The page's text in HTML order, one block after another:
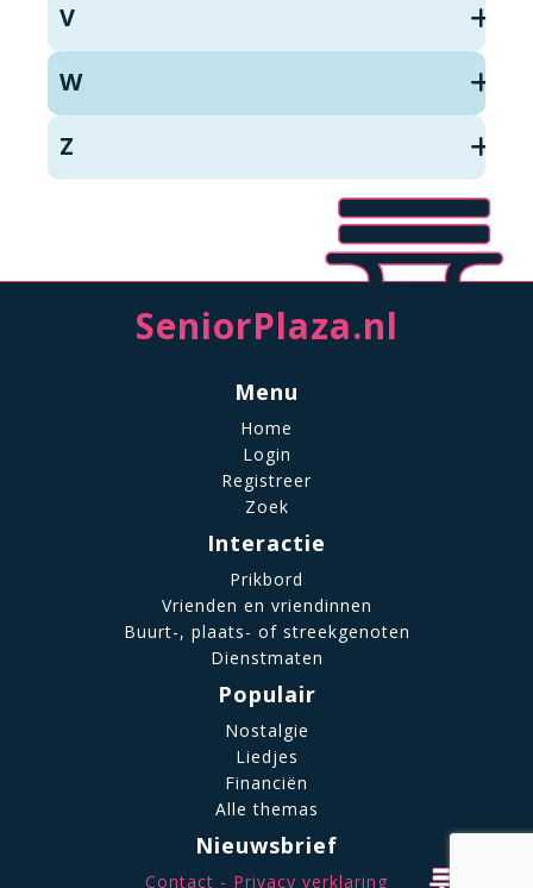
V
W
Z
SeniorPlaza.nl
Menu
Home
Login
Registreer
Zoek
Interactie
Prikbord
Vrienden en vriendinnen
Buurt-, plaats- of streekgenoten
Dienstmaten
Populair
Nostalgie
Liedjes
Financiën
Alle themas
Nieuwsbrief
Contact Privacy verklaring